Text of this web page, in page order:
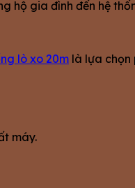
hộ gia đình đến hệ
lò xo 20m là lựa chọn
máy.